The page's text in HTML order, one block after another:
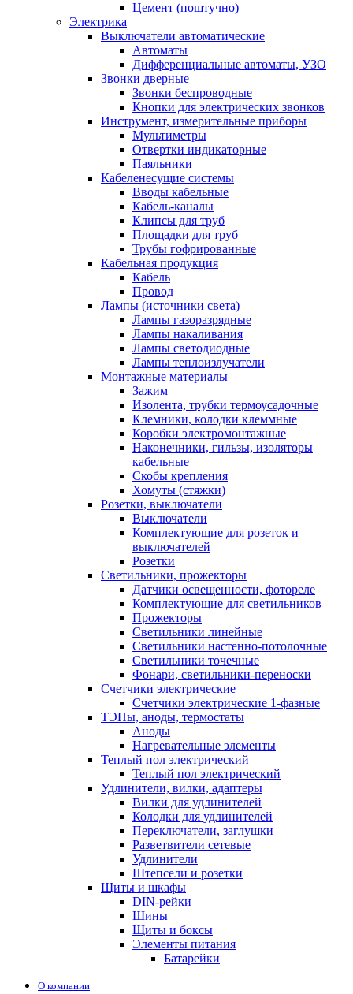
Цемент (поштучно)
Электрика
Выключатели автоматические
Автоматы
Дифференциальные автоматы, УЗО
Звонки дверные
Звонки беспроводные
Кнопки для электрических звонков
Инструмент, измерительные приборы
Мультиметры
Отвертки индикаторные
Паяльники
Кабеленесущие системы
Вводы кабельные
Кабель-каналы
Клипсы для труб
Площадки для труб
Трубы гофрированные
Кабельная продукция
Кабель
Провод
Лампы (источники света)
Лампы газоразрядные
Лампы накаливания
Лампы светодиодные
Лампы теплоизлучатели
Монтажные материалы
Зажим
Изолента, трубки термоусадочные
Клемники, колодки клеммные
Коробки электромонтажные
Наконечники, гильзы, изоляторы
кабельные
Скобы крепления
Хомуты (стяжки)
Розетки, выключатели
Выключатели
Комплектующие для розеток и
выключателей
Розетки
Светильники, прожекторы
Датчики освещенности, фотореле
Комплектующие для светильников
Прожекторы
Светильники линейные
Светильники настенно-потолочные
Светильники точечные
Фонари, светильники-переноски
Счетчики электрические
Счетчики электрические 1-фазные
ТЭНы, аноды, термостаты
Аноды
Нагревательные элементы
Теплый пол электрический
Теплый пол электрический
Удлинители, вилки, адаптеры
Вилки для удлинителей
Колодки для удлинителей
Переключатели, заглушки
Разветвители сетевые
Удлинители
Штепсели и розетки
Щиты и шкафы
DIN-рейки
Шины
Щиты и боксы
Элементы питания
Батарейки
О компании